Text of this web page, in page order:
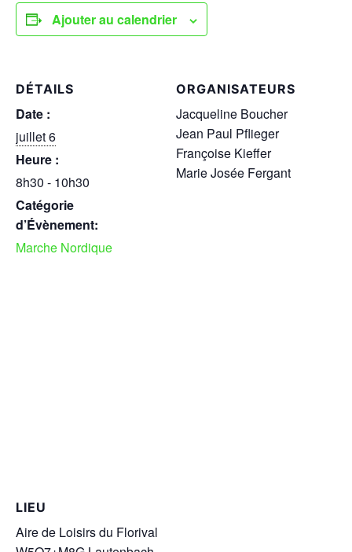
Ajouter au calendrier
DÉTAILS
Date :
juillet 6
Heure :
8h30 - 10h30
Catégorie
d’Évènement:
Marche Nordique
ORGANISATEURS
Jacqueline Boucher
Jean Paul Pflieger
Françoise Kieffer
Marie Josée Fergant
LIEU
Aire de Loisirs du Florival